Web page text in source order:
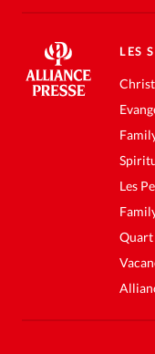
LES
Les
Quart